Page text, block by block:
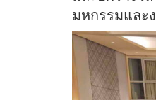
มหกรรมและ